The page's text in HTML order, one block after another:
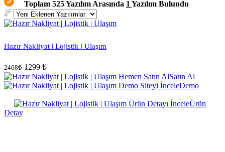
Toplam 525 Yazılım Arasında 1Yazılım Bulundu
Hazır Nakliyat | Lojistik | Ulaşım
2468₺ 1299 ₺
Satın Al
Demo
Ürün
Detay